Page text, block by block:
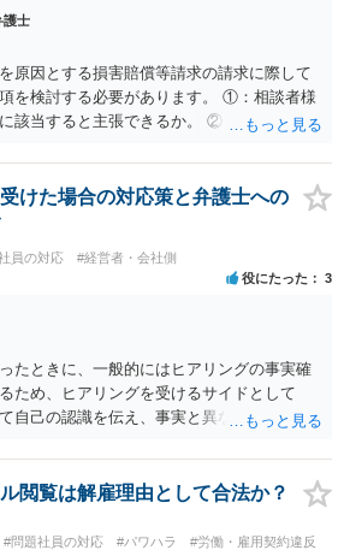
分析する必要があります。本件の言動が、
、証拠に基づいて、子細な分析と慎重な対
が不可欠です。 法的に正確に分析されたい
法に精通し、上記に関連した法理等にも通
拠をもとにしながら具体的な話をなさった
るべきです。良い解決になりますよう祈念
護士
原因とする損害賠償等請求の請求に際して
を検討する必要があります。 ①：相談者様
該当すると主張できるか。 ②：会社が、当
パワハラ行為のせいで相談者様が適応障害
。 ④：①②③の主張を裏付ける証拠がどの程
払残業代等、会社に対して他に請求できそ
により、パワハラ行為をした本人/会社の両
求できるか否かが変わってきます。 ④によ
、訴訟も見据えて徹底的に責任追求できそ
ます。 また、会社に対して他に請求できそ
パワハラの証拠が多少不足していたとして
よって、解決金の増額事由として扱うこと
。 具体的なご事情が分からないため、抽象
ありません。 ただ、パワハラを原因とする
応することは、ご負担が大きいかと存じま
お勧めいたします。
けた場合の対応策と弁護士への
員の対応 #経営者・会社側
役にたった 3
たときに、一般的にはヒアリングの事実確
ため、ヒアリングを受けるサイドとして
自己の認識を伝え、事実と異なることに関
あったと認定した場合は、単なる警告・指
が行われる可能性もありますので、そのよ
。
閲覧は解雇理由として合法か？
#問題社員の対応 #パワハラ
#労働・雇用契約違反